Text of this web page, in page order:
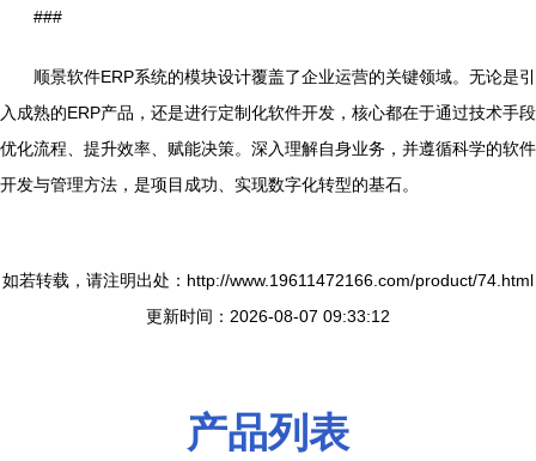
###
顺景软件ERP系统的模块设计覆盖了企业运营的关键领域。无论是引
入成熟的ERP产品，还是进行定制化软件开发，核心都在于通过技术手段
优化流程、提升效率、赋能决策。深入理解自身业务，并遵循科学的软件
开发与管理方法，是项目成功、实现数字化转型的基石。
如若转载，请注明出处：http://www.19611472166.com/product/74.html
更新时间：2026-08-07 09:33:12
产品列表